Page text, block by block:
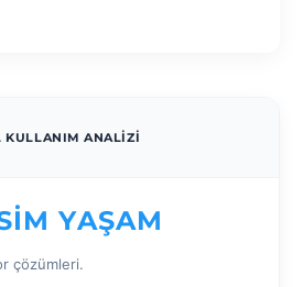
KULLANIM ANALIZI
YAŞAM
çözümleri.